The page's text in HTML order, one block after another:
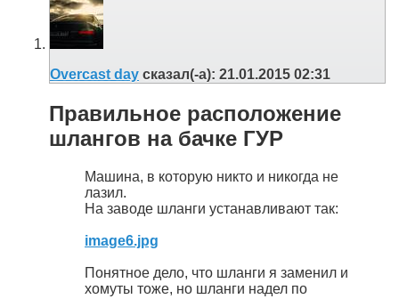
Overcast day сказал(-а): 21.01.2015 02:31
Правильное расположение
шлангов на бачке ГУР
Машина, в которую никто и никогда не
лазил.
На заводе шланги устанавливают так:
image6.jpg
Понятное дело, что шланги я заменил и
хомуты тоже, но шланги надел по